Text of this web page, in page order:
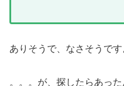
ありそうで、なさそうで
。。。が、探したらあった